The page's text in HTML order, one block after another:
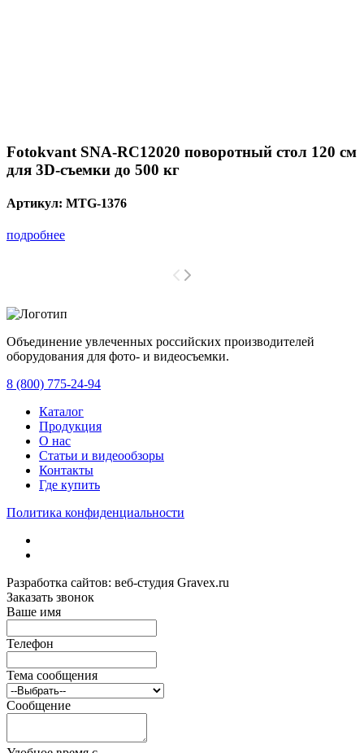
Fotokvant SNA-RC12020 поворотный стол 120 см
для 3D-съемки до 500 кг
Артикул: MTG-1376
подробнее
Объединение увлеченных российских производителей
оборудования для фото- и видеосъемки.
8 (800) 775-24-94
Каталог
Продукция
О нас
Статьи и видеообзоры
Контакты
Где купить
Политика конфиденциальности
Разработка сайтов: веб-студия Gravex.ru
Заказать звонок
Ваше имя
Телефон
Тема сообщения
Сообщение